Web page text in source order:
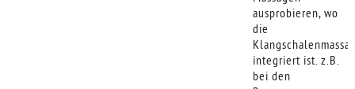
ausprobieren, wo
die
integriert ist. z.B.
bei den